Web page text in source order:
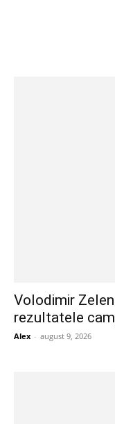
Volodimir
rezultatele
Alex - august 9, 2026